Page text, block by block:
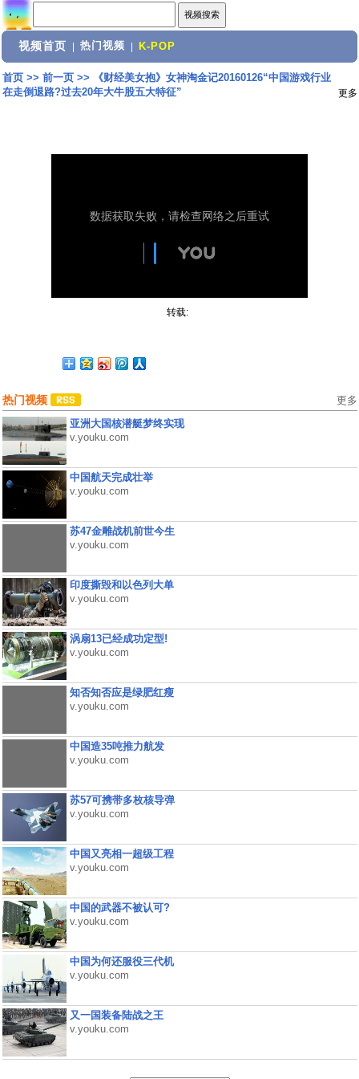
视频首页 热门视频 K-POP
首页>> 前一页>>
《财经美女抱》女神淘金记20160126“中国游戏行业
在走倒退路?过去20年大牛股五大特征”
更多
转载:
热门视频 更多
亚洲大国核潜艇梦终实现
v.youku.com
中国航天完成壮举
v.youku.com
苏47金雕战机前世今生
v.youku.com
印度撕毁和以色列大单
v.youku.com
涡扇13已经成功定型!
v.youku.com
知否知否应是绿肥红瘦
v.youku.com
中国造35吨推力航发
v.youku.com
苏57可携带多枚核导弹
v.youku.com
中国又亮相一超级工程
v.youku.com
中国的武器不被认可?
v.youku.com
中国为何还服役三代机
v.youku.com
又一国装备陆战之王
v.youku.com